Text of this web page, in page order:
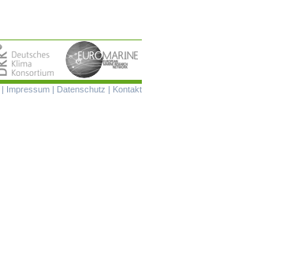
Navigation
| Impressum | Datenschutz | Kontakt